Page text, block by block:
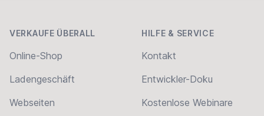
VERKAUFE ÜBERALL
Online-Shop
Ladengeschäft
Webseiten
HILFE & SERVICE
Kontakt
Entwickler-Doku
Kostenlose Webinare